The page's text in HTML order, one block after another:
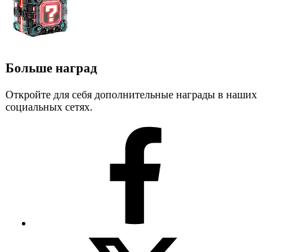
Больше наград
Откройте для себя дополнительные награды в наших
социальных сетях.